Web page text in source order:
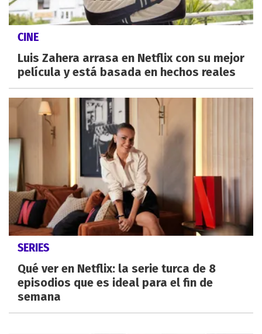
CINE
Luis Zahera arrasa en Netflix con su mejor
película y está basada en hechos reales
SERIES
Qué ver en Netflix: la serie turca de 8
episodios que es ideal para el fin de
semana